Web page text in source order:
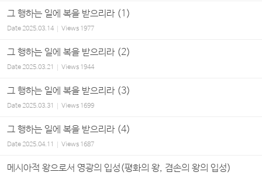
그 행하는 일에 복을 받으리라 (1)
Date2025.03.14 Views 1977
그 행하는 일에 복을 받으리라 (2)
Date2025.03.21 Views 1944
그 행하는 일에 복을 받으리라 (3)
Date2025.03.31 Views 1699
그 행하는 일에 복을 받으리라 (4)
Date2025.04.11 Views 1687
메시아적 왕으로서 영광의 입성(평화의 왕, 겸손의 왕의 입성)